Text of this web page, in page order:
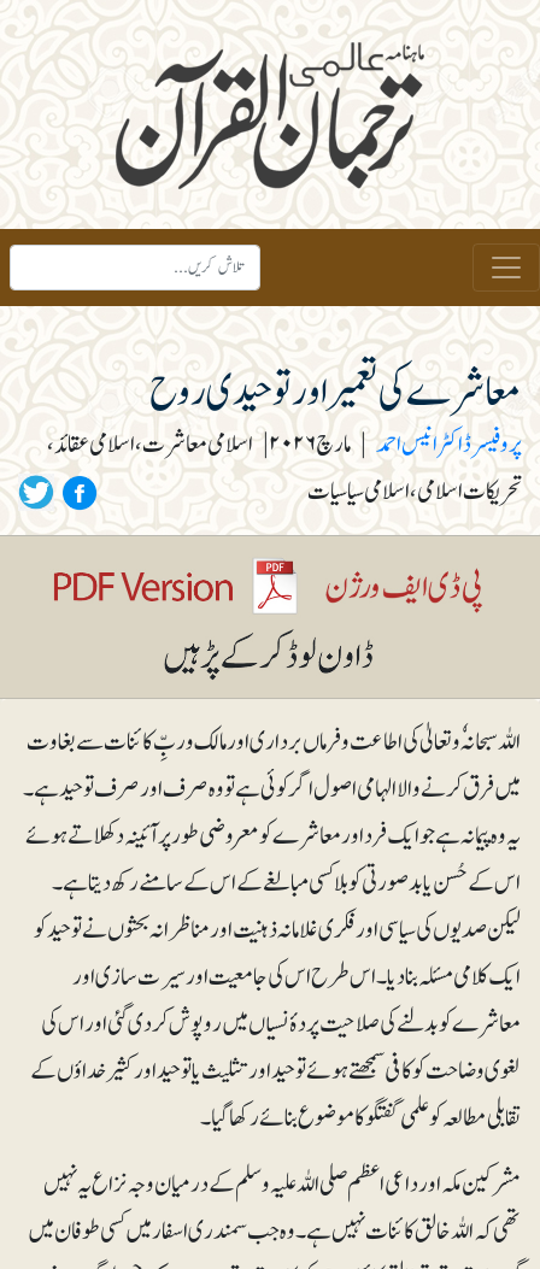
معاشرے کی تعمیر اور توحیدی روح
پروفیسر ڈاکٹر انیس احمد | مارچ ۲۰۲۶ | اسلامی معاشرت، اسلامی عقائد،
تحریکات اسلامی، اسلامی سیاسیات
اللہ سبحانہٗ و تعالیٰ کی اطاعت و فرماں برداری اور مالک و ربِّ کائنات سے بغاوت
میں فرق کرنے والا الہامی اصول اگر کوئی ہے تو وہ صرف اور صرف توحید ہے۔
یہ وہ پیمانہ ہے جو ایک فرد اور معاشرے کو معروضی طور پر آئینہ دکھلاتے ہوئے
اس کے حُسن یا بدصورتی کو بلاکسی مبالغے کے اس کے سامنے رکھ دیتا ہے۔
لیکن صدیوں کی سیاسی اور فکری غلامانہ ذہنیت اور مناظرانہ بحثوں نے توحید کو
ایک کلامی مسئلہ بنا دیا۔ اس طرح اس کی جامعیت اور سیرت سازی اور
معاشرے کو بدلنے کی صلاحیت پردۂ نسیاں میں رو پوش کر دی گئی اور اس کی
لغوی وضاحت کو کافی سمجھتے ہوئے توحید اور تثلیث یا توحید اور کثیر خداؤں کے
تقابلی مطالعہ کو علمی گفتگو کا موضوع بنائے رکھا گیا۔
مشرکین مکہ اور داعی اعظم صلی اللہ علیہ وسلم کے درمیان وجہ نزاع یہ نہیں
تھی کہ اللہ خالق کائنات نہیں ہے۔ وہ جب سمندری اسفار میں کسی طوفان میں